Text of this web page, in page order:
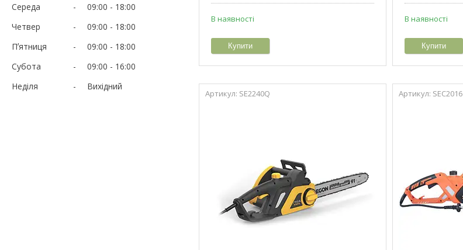
Середа
09:00
18:00
Четвер
09:00
18:00
Пʼятниця
09:00
18:00
Субота
09:00
16:00
Неділя
Вихідний
В наявності
Купити
В наявності
Купити
SE2240Q SEC2016